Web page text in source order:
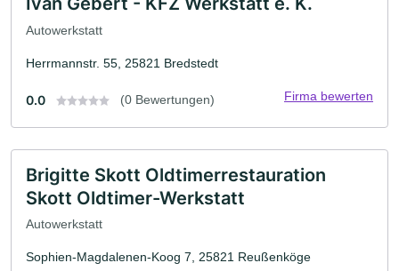
Autowerkstatt
Herrmannstr. 55, 25821 Bredstedt
0.0 (0 Bewertungen) Firma bewerten
Brigitte Skott Oldtimerrestauration
Skott Oldtimer-Werkstatt
Autowerkstatt
Sophien-Magdalenen-Koog 7, 25821 Reußenköge